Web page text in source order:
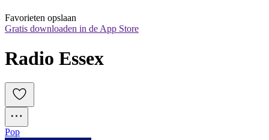
Favorieten opslaan
Gratis downloaden in de App Store
Radio Essex
Pop